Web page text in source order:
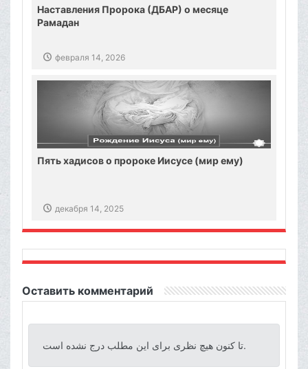
Наставления Пророка (ДБАР) о месяце
Рамадан
февраля 14, 2026
Пять хадисов о пророке Иисусе (мир ему)
декабря 14, 2025
Оставить комментарий
تا کنون هیچ نظری برای این مطلب درج نشده است.